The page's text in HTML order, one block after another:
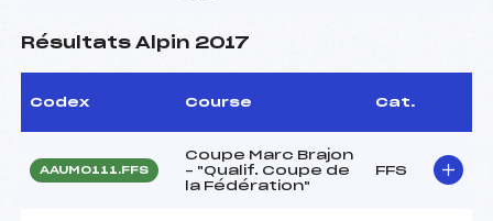
Résultats Alpin 2017
Codex Course Cat.
AAUM0111.FFS
Coupe Marc Brajon
– "Qualif. Coupe de
la Fédération"
FFS